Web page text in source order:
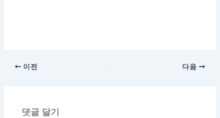
이전 다음
댓글 달기